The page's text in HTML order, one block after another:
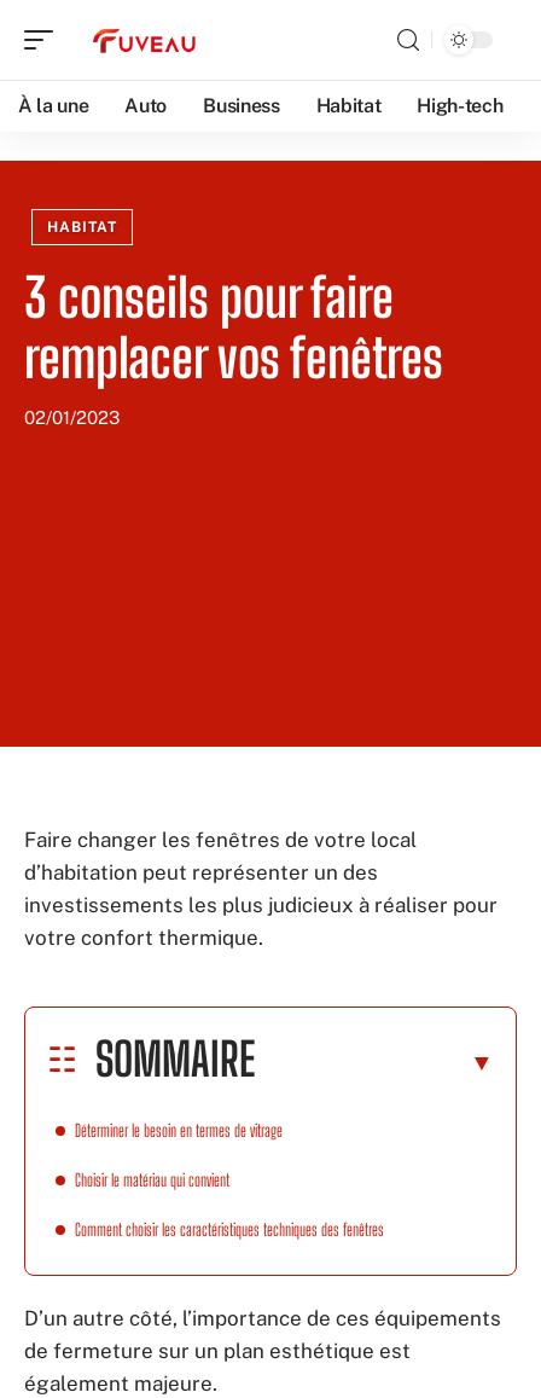
À la une Auto Business Habitat High-tech
HABITAT
3 conseils pour faire
remplacer vos fenêtres
02/01/2023
Faire changer les fenêtres de votre local
d’habitation peut représenter un des
investissements les plus judicieux à réaliser pour
votre confort thermique.
SOMMAIRE
Déterminer le besoin en termes de vitrage
Choisir le matériau qui convient
Comment choisir les caractéristiques techniques des fenêtres
D’un autre côté, l’importance de ces équipements
de fermeture sur un plan esthétique est
également majeure.